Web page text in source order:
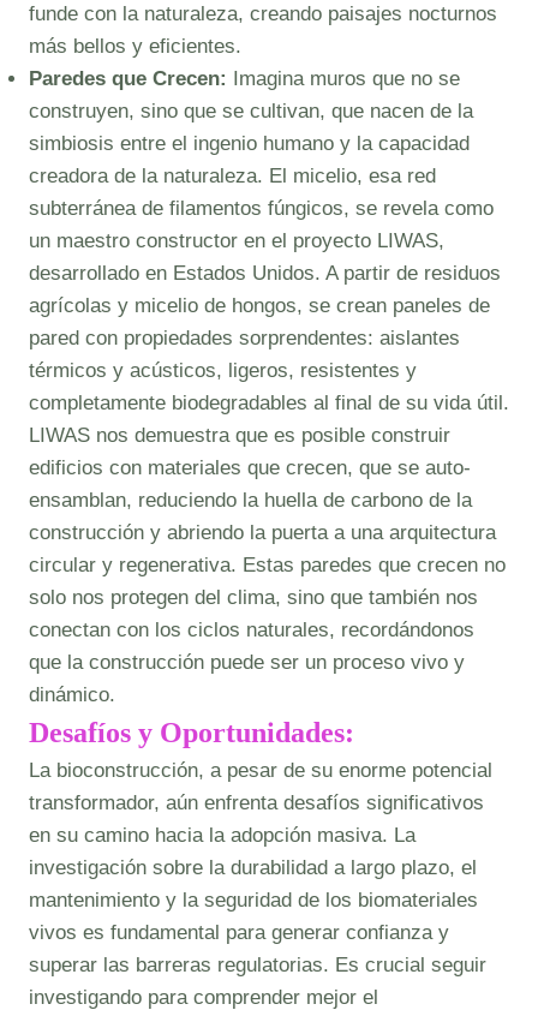
funde con la naturaleza, creando paisajes nocturnos
más bellos y eficientes.
Paredes que Crecen: Imagina muros que no se
construyen, sino que se cultivan, que nacen de la
simbiosis entre el ingenio humano y la capacidad
creadora de la naturaleza. El micelio, esa red
subterránea de filamentos fúngicos, se revela como
un maestro constructor en el proyecto LIWAS,
desarrollado en Estados Unidos. A partir de residuos
agrícolas y micelio de hongos, se crean paneles de
pared con propiedades sorprendentes: aislantes
térmicos y acústicos, ligeros, resistentes y
completamente biodegradables al final de su vida útil.
LIWAS nos demuestra que es posible construir
edificios con materiales que crecen, que se auto-
ensamblan, reduciendo la huella de carbono de la
construcción y abriendo la puerta a una arquitectura
circular y regenerativa. Estas paredes que crecen no
solo nos protegen del clima, sino que también nos
conectan con los ciclos naturales, recordándonos
que la construcción puede ser un proceso vivo y
dinámico.
Desafíos y Oportunidades:
La bioconstrucción, a pesar de su enorme potencial
transformador, aún enfrenta desafíos significativos
en su camino hacia la adopción masiva. La
investigación sobre la durabilidad a largo plazo, el
mantenimiento y la seguridad de los biomateriales
vivos es fundamental para generar confianza y
superar las barreras regulatorias. Es crucial seguir
investigando para comprender mejor el